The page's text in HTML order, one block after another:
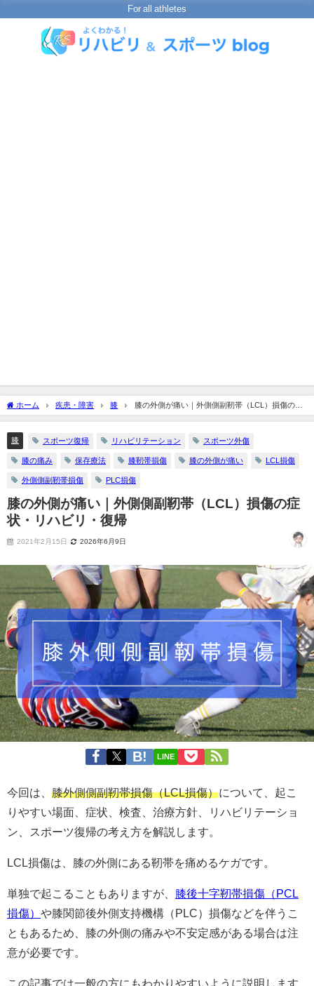
For all athletes
ホーム 疾患・障害 膝
膝の外側が痛い｜外側側副靭帯（LCL）損傷の症
状・リハビリ・復帰
膝 スポーツ復帰 リハビリテーション スポーツ外傷
膝の痛み 保存療法 膝靭帯損傷 膝の外側が痛い LCL損傷
外側側副靭帯損傷 PLC損傷
膝の外側が痛い｜外側側副靭帯（LCL）損傷の症
状・リハビリ・復帰
2021年2月15日 2026年6月9日
LINE
今回は、 膝外側側副靭帯損傷（LCL損傷）について、起こ
りやすい場面、症状、検査、治療方針、リハビリテーショ
ン、スポーツ復帰の考え方を解説します。
LCL損傷は、膝の外側にある靭帯を痛めるケガです。
単独で起こることもありますが、 膝後十字靭帯損傷（PCL
損傷） や膝関節後外側支持機構（PLC）損傷などを伴うこ
ともあるため、膝の外側の痛みや不安定感がある場合は注
意が必要です。
この記事では一般の方にもわかりやすいように説明します